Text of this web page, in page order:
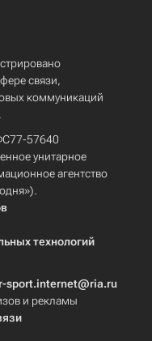
связи,
коммуникаций
57640
унитарное
агентство
технологий
r-sport.internet@ria.ru
и рекламы